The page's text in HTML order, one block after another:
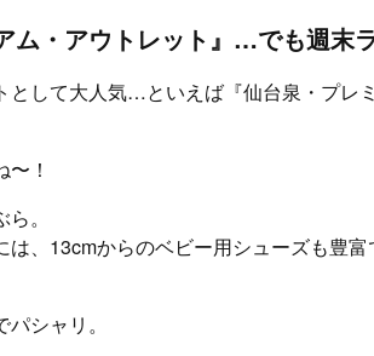
ム・アウトレット』…でも週末
として大人気…といえば『仙台泉・プレ
！
。
、13cmからのベビー用シューズも豊
シャリ。